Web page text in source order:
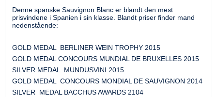
Denne spanske Sauvignon Blanc er blandt den mest
prisvindene i Spanien i sin klasse. Blandt priser finder mand
nedenstående:
GOLD MEDAL BERLINER WEIN TROPHY 2015
GOLD MEDAL CONCOURS MUNDIAL DE BRUXELLES 2015
SILVER MEDAL MUNDUSVINI 2015
GOLD MEDAL CONCOURS MONDIAL DE SAUVIGNON 2014
SILVER MEDAL BACCHUS AWARDS 2104